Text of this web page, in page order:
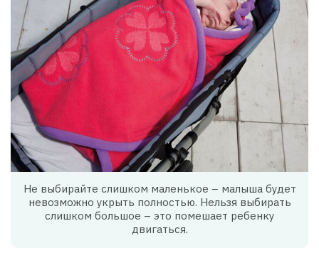
Не выбирайте слишком маленькое – малыша будет
невозможно укрыть полностью. Нельзя выбирать
слишком большое – это помешает ребенку
двигаться.